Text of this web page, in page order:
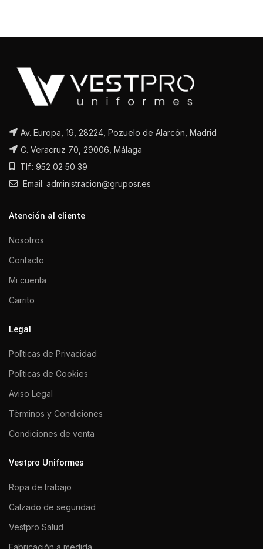
Av. Europa, 19, 28224, Pozuelo de Alarcón, Madrid
C. Veracruz 70, 29006, Málaga
Tlf.: 952 02 50 39
Email: administracion@gruposr.es
Atención al cliente
Nosotros
Contacto
Mi cuenta
Carrito
Legal
Polìticas de Privacidad
Polìticas de Cookies
Aviso Legal
Tèrminos y Condiciones
Condiciones de venta
Vestpro Uniformes
Ropa de trabajo
Calzado de seguridad
Vestpro Salud
Fabricación a medida